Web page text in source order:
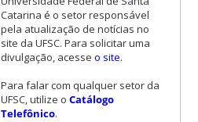
Catarina é o setor responsável
pela atualização de notícias no
site da UFSC. Para solicitar uma
divulgação, acesse o site.
Para falar com qualquer setor da
UFSC, utilize o Catálogo
Telefônico.